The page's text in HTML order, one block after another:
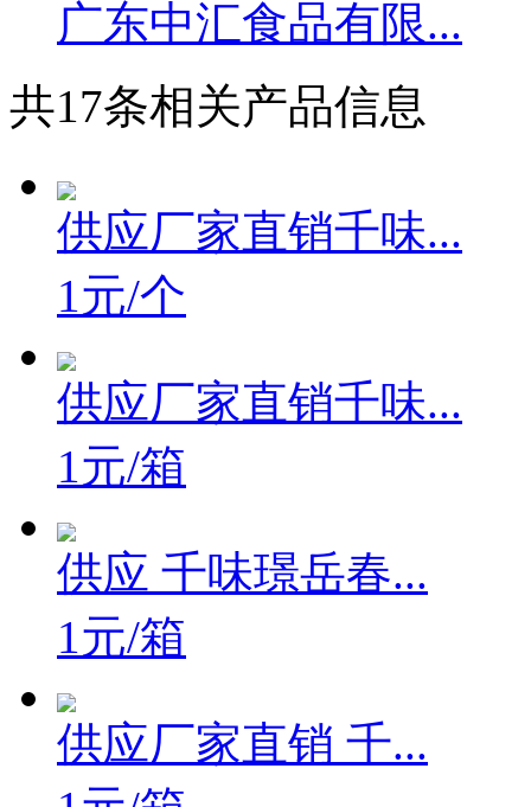
广东中汇食品有限...
共17条相关产品信息
供应厂家直销千味...
1元/个
供应厂家直销千味...
1元/箱
供应 千味璟岳春...
1元/箱
供应厂家直销 千...